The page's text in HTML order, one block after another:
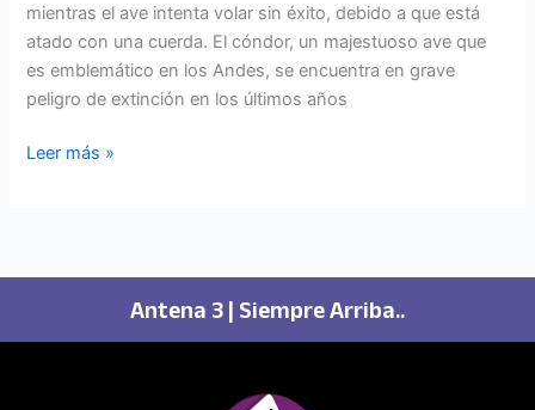
mientras el ave intenta volar sin éxito, debido a que está
atado con una cuerda. El cóndor, un majestuoso ave que
es emblemático en los Andes, se encuentra en grave
peligro de extinción en los últimos años
Leer más »
Antena 3 | Siempre Arriba..